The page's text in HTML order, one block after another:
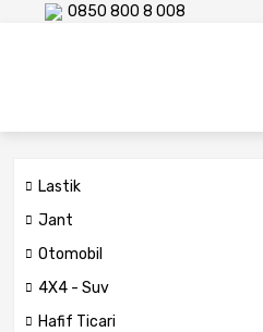
0850 800 8 008
Lastik
Jant
Otomobil
4X4 - Suv
Hafif Ticari